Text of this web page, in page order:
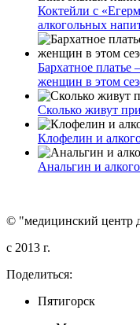
Коктейли с
алкогольных
Бархатное
женщин в этом
Сколько живут
Клофелин и
Анальгин и
© "медицинский центр
c 2013 г.
Поделиться:
Пятигорск